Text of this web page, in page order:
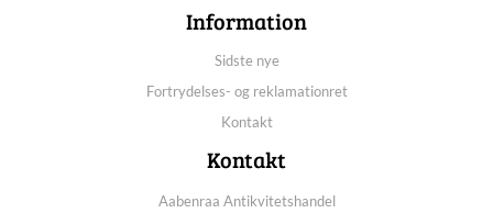
Information
Sidste nye
Fortrydelses- og reklamationret
Kontakt
Kontakt
Aabenraa Antikvitetshandel